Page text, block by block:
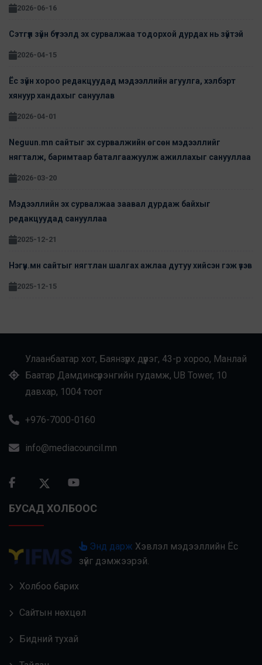
2026-06-16
Сэтгүүл зүйн бүтээлд эх сурвалжаа тодорхой дурдах нь зүйтэй
2026-04-15
Ёс зүйн хороо редакцуудад мэдээллийн агуулга, хэлбэрт
хянуур хандахыг сануулав
2026-04-01
Neguun.mn сайтыг эх сурвалжийн өгсөн мэдээллийг
нягталж, баримтаар баталгаажуулж ажиллахыг санууллаа
2026-03-20
Мэдээллийн эх сурвалжаа заавал дурдаж байхыг
редакцуудад санууллаа
2025-12-21
Нэгүүн.мн сайтыг нягтлан шалгах ажлаа дутуу хийсэн гэж үзэв
2025-12-15
Улаанбаатар хот, Баянзүрх дүүрэг, 43-р хороо, Манлай
Баатар Дамдинсүрэнгийн гудамж, UB Tower, 10
давхар, 1004 тоот
+976-7000-0160
info@mediacouncil.mn
БУСАД ХОЛБООС
Энд дарж Хэвлэл мэдээллийн Ёс
зүйг дэмжээрэй.
Холбоо барих
Сайтын нөхцөл
Бидний тухай